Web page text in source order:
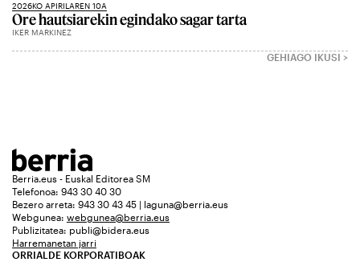
2026KO APIRILAREN 10A
Ore hautsiarekin egindako sagar tarta
IKER MARKINEZ
GEHIAGO IKUSI >
Berria.eus - Euskal Editorea SM
Telefonoa: 943 30 40 30
Bezero arreta: 943 30 43 45 | laguna@berria.eus
Webgunea: webgunea@berria.eus
Publizitatea: publi@bidera.eus
Harremanetan jarri
ORRIALDE KORPORATIBOAK